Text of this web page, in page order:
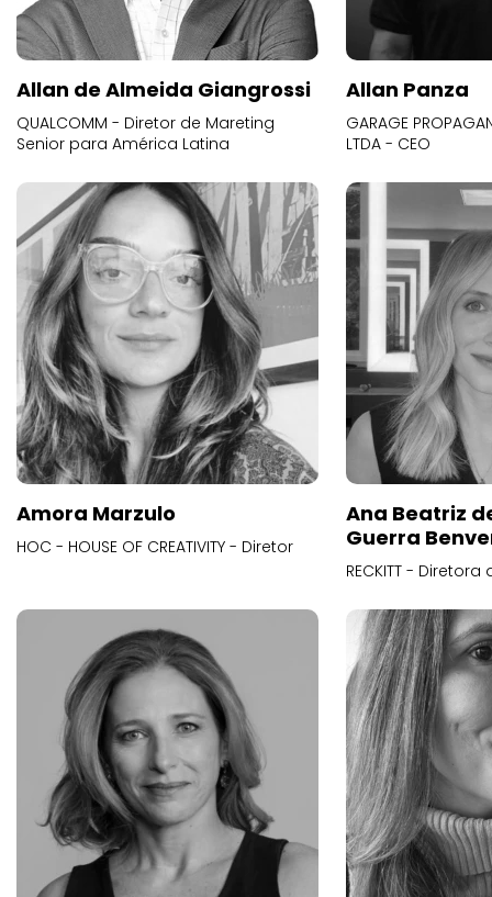
Allan de Almeida Giangrossi
QUALCOMM - Diretor de Mareting
Senior para América Latina
Allan Panza
GARAGE
LTDA - CEO
Amora Marzulo
HOC - HOUSE OF CREATIVITY - Diretor
Ana Beatriz
Guerra
RECKITT -